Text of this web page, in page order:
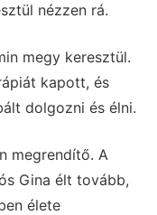
nézzen rá.
megy keresztül.
kapott, és
dolgozni és élni.
megrendítő. A
Gina élt tovább,
élete